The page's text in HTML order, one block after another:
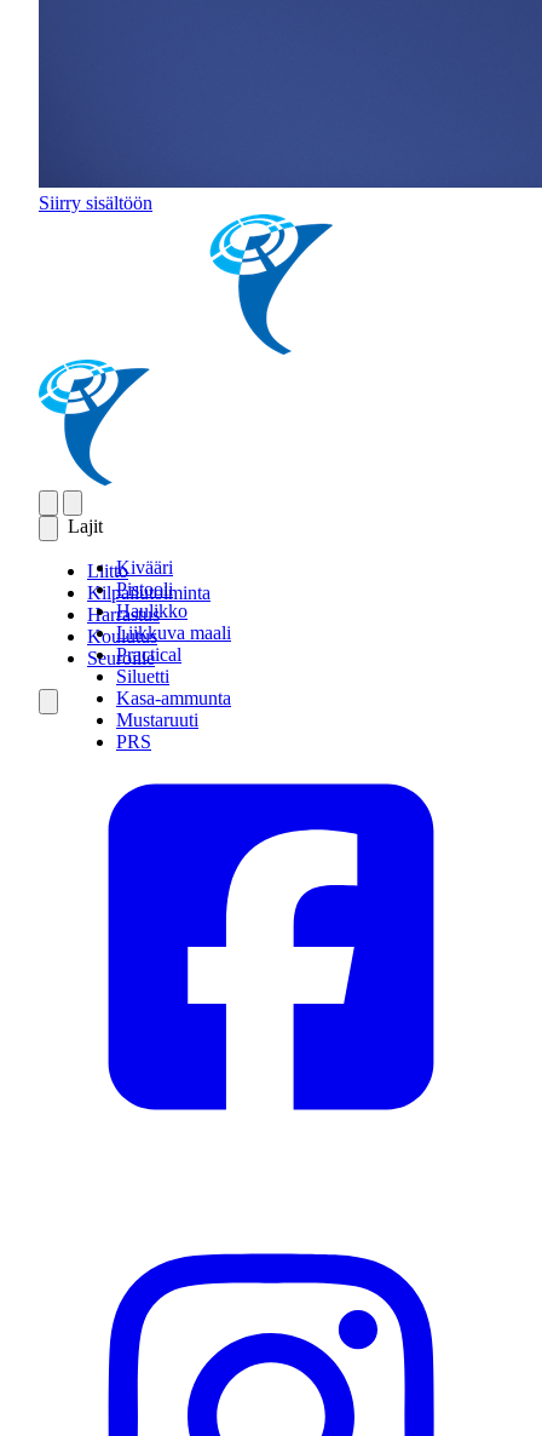
Siirry sisältöön
Lajit
Kivääri
Pistooli
Haulikko
Liikkuva maali
Practical
Siluetti
Kasa-ammunta
Mustaruuti
PRS
Liitto
Kilpailutoiminta
Harrastus
Koulutus
Seuroille